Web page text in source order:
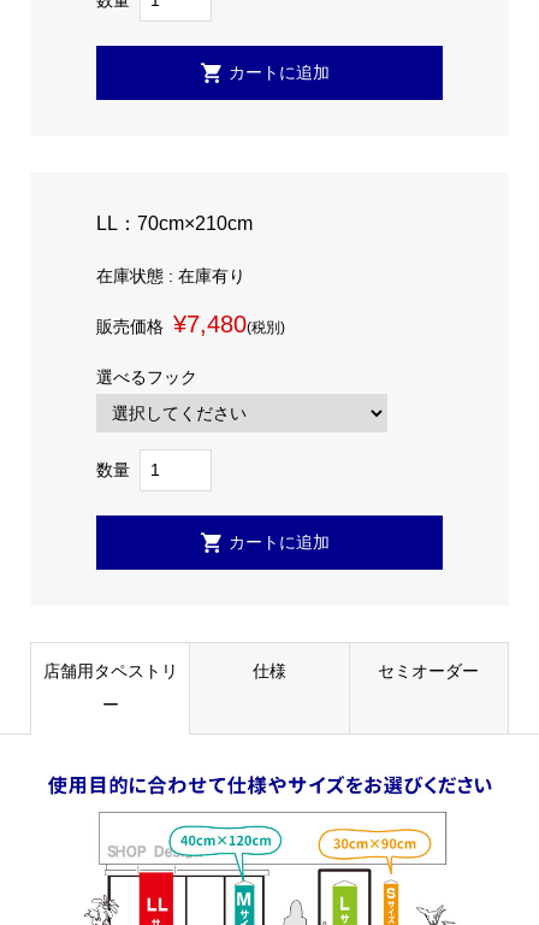
LL：70cm×210cm
在庫状態 : 在庫有り
販売価格 ¥7,480(税別)
選べるフック
数量
店舗用タペストリ
ー
仕様 セミオーダー